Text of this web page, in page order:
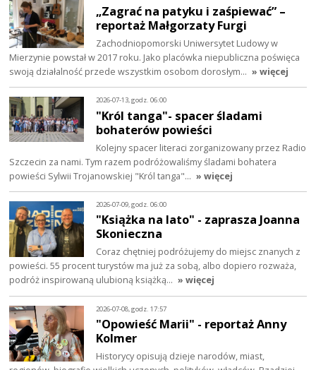
„Zagrać na patyku i zaśpiewać” –
reportaż Małgorzaty Furgi
Zachodniopomorski Uniwersytet Ludowy w
Mierzynie powstał w 2017 roku. Jako placówka niepubliczna poświęca
swoją działalność przede wszystkim osobom dorosłym… » więcej
2026-07-13, godz. 06:00
"Król tanga"- spacer śladami
bohaterów powieści
Kolejny spacer literaci zorganizowany przez Radio
Szczecin za nami. Tym razem podróżowaliśmy śladami bohatera
powieści Sylwii Trojanowskiej "Król tanga"… » więcej
2026-07-09, godz. 06:00
"Książka na lato" - zaprasza Joanna
Skonieczna
Coraz chętniej podróżujemy do miejsc znanych z
powieści. 55 procent turystów ma już za sobą, albo dopiero rozważa,
podróż inspirowaną ulubioną książką… » więcej
2026-07-08, godz. 17:57
"Opowieść Marii" - reportaż Anny
Kolmer
Historycy opisują dzieje narodów, miast,